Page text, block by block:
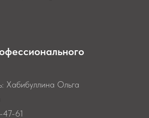
Хабибуллина Ольга
47-61